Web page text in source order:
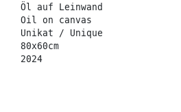
Öl auf Leinwand
Oil on canvas
Unikat / Unique
80x60cm
2024